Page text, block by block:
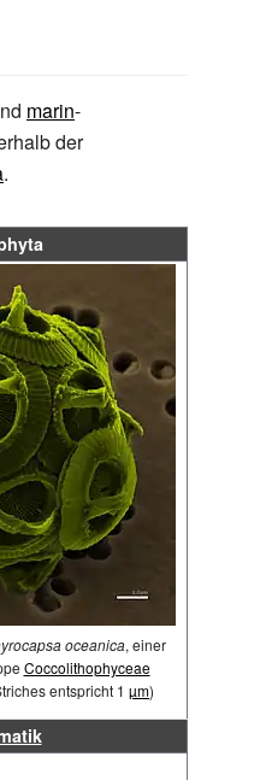
marin-
der
.
oceanica, einer
Coccolithophyceae
entspricht 1 µm)